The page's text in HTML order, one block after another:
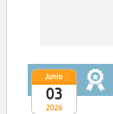
2026
Junio
03